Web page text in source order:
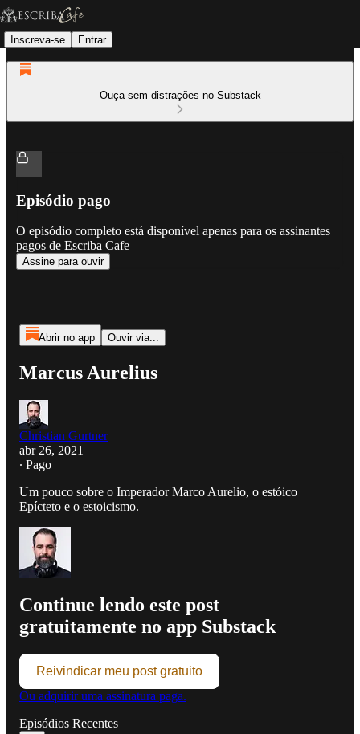
Inscreva-se Entrar
Ouça sem distrações no Substack
Episódio pago
O episódio completo está disponível apenas para os assinantes
pagos de Escriba Cafe
Assine para ouvir
Abrir no app Ouvir via...
Marcus Aurelius
Christian Gurtner
abr 26, 2021
∙ Pago
Um pouco sobre o Imperador Marco Aurelio, o estóico
Epícteto e o estoicismo.
Continue lendo este post
gratuitamente no app Substack
Reivindicar meu post gratuito
Ou adquirir uma assinatura paga.
Episódios Recentes